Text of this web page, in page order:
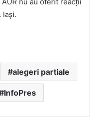
nu au oferit reacții
Iași.
alegeri partiale
InfoPres